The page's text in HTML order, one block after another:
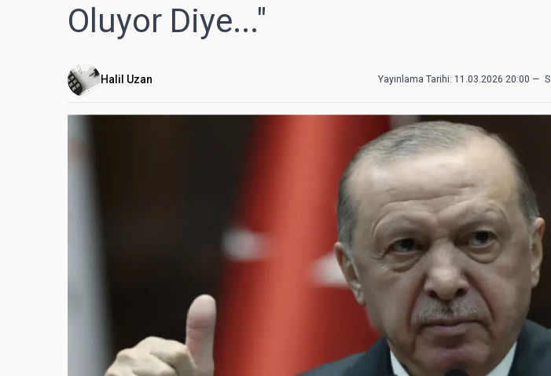
Oluyor Diye..."
Halil Uzan Yayınlama Tarihi: 11.03.2026 20:00 —